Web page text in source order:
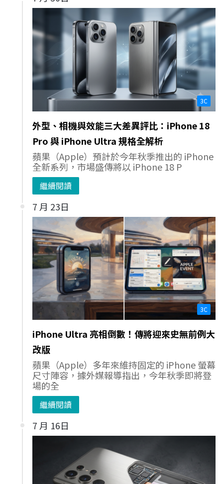
3C
外型、相機與效能三大差異評比：iPhone 18
Pro 與 iPhone Ultra 規格全解析
蘋果（Apple）預計於今年秋季推出的 iPhone
全新系列，市場盛傳將以 iPhone 18 P
繼續閱讀
7 月 23日
3C
iPhone Ultra 亮相倒數！傳將迎來史無前例大
改版
蘋果（Apple）多年來維持固定的 iPhone 螢幕
尺寸陣容，據外媒報導指出，今年秋季即將登
場的全
繼續閱讀
7 月 16日